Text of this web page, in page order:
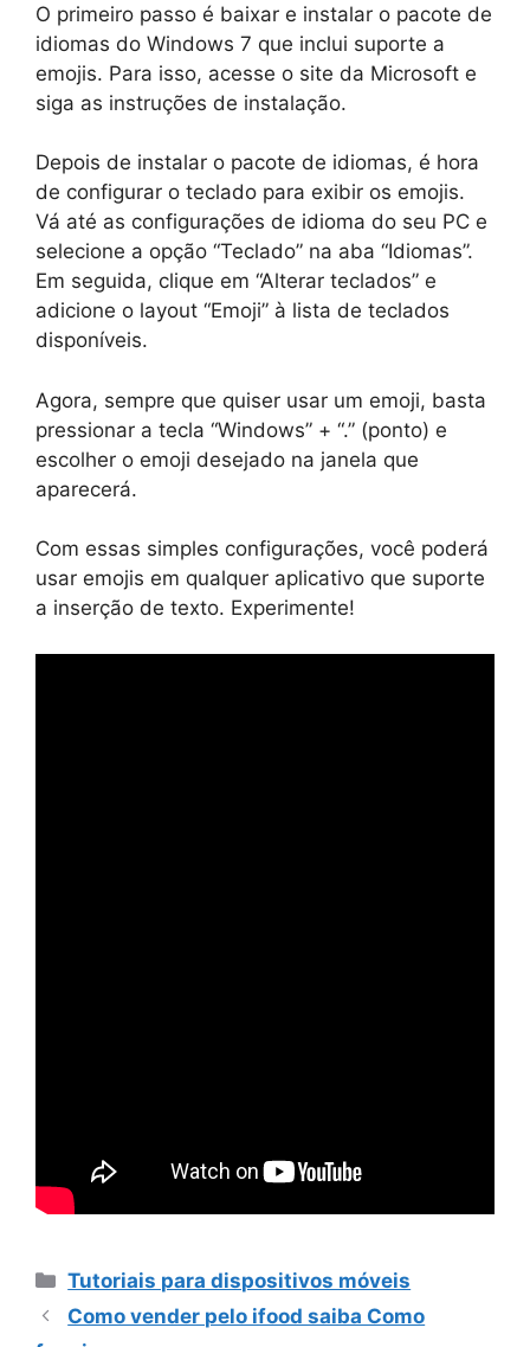
O primeiro passo é baixar e instalar o pacote de
idiomas do Windows 7 que inclui suporte a
emojis. Para isso, acesse o site da Microsoft e
siga as instruções de instalação.
Depois de instalar o pacote de idiomas, é hora
de configurar o teclado para exibir os emojis.
Vá até as configurações de idioma do seu PC e
selecione a opção “Teclado” na aba “Idiomas”.
Em seguida, clique em “Alterar teclados” e
adicione o layout “Emoji” à lista de teclados
disponíveis.
Agora, sempre que quiser usar um emoji, basta
pressionar a tecla “Windows” + “.” (ponto) e
escolher o emoji desejado na janela que
aparecerá.
Com essas simples configurações, você poderá
usar emojis em qualquer aplicativo que suporte
a inserção de texto. Experimente!
Categorias
Tutoriais para dispositivos móveis
Como vender pelo ifood saiba Como